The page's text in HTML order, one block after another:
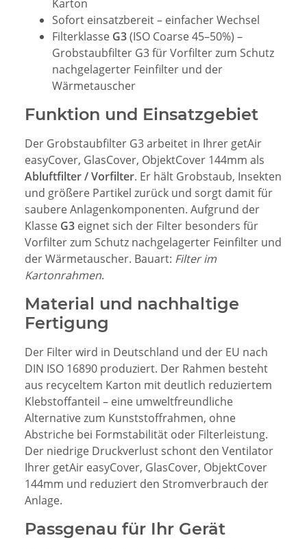
Karton
Sofort einsatzbereit – einfacher Wechsel
Filterklasse G3(ISO Coarse 45–50%) –
Grobstaubfilter G3 für Vorfilter zum Schutz
nachgelagerter Feinfilter und der
Wärmetauscher
Funktion und Einsatzgebiet
Der Grobstaubfilter G3 arbeitet in Ihrer getAir
easyCover, GlasCover, ObjektCover 144mm als
Abluftfilter / Vorfilter. Er hält Grobstaub, Insekten
und größere Partikel zurück und sorgt damit für
saubere Anlagenkomponenten. Aufgrund der
Klasse G3 eignet sich der Filter besonders für
Vorfilter zum Schutz nachgelagerter Feinfilter und
der Wärmetauscher. Bauart: Filter im
Kartonrahmen.
Material und nachhaltige
Fertigung
Der Filter wird in Deutschland und der EU nach
DIN ISO 16890 produziert. Der Rahmen besteht
aus recyceltem Karton mit deutlich reduziertem
Klebstoffanteil – eine umweltfreundliche
Alternative zum Kunststoffrahmen, ohne
Abstriche bei Formstabilität oder Filterleistung.
Der niedrige Druckverlust schont den Ventilator
Ihrer getAir easyCover, GlasCover, ObjektCover
144mm und reduziert den Stromverbrauch der
Anlage.
Passgenau für Ihr Gerät